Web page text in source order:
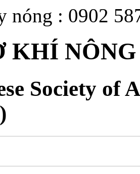
nóng : 0902
KHÍ
Society of